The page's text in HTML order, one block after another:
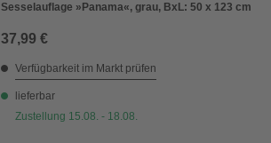
Sesselauflage »Panama«, grau, BxL: 50 x 123 cm
37,99 €
Verfügbarkeit im Markt prüfen
lieferbar
Zustellung 15.08. - 18.08.